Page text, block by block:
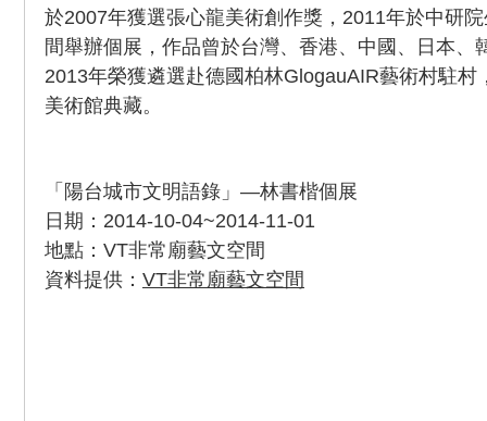
於2007年獲選張心龍美術創作獎，2011年於中研
間舉辦個展，作品曾於台灣、香港、中國、日本、
2013年榮獲遴選赴德國柏林GlogauAIR藝術村駐村
美術館典藏。
「陽台城市文明語錄」—林書楷個展
日期：2014-10-04~2014-11-01
地點：VT非常廟藝文空間
資料提供： VT非常廟藝文空間